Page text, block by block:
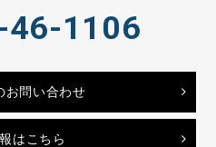
46-1106
お問い合わせ
はこちら